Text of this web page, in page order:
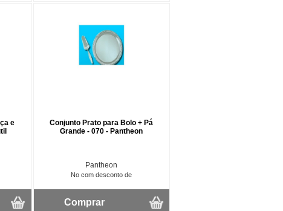
e
Conjunto Prato para Bolo + Pá
Grande - 070 - Pantheon
Pantheon
No com desconto de
Comprar